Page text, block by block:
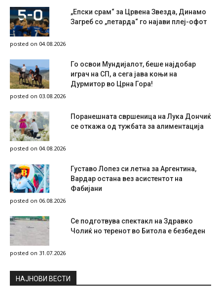
„Епски срам“ за Црвена Звезда, Динамо
Загреб со „петарда“ го најави плеј-офот
posted on 04.08.2026
Го освои Мундијалот, беше најдобар
играч на СП, а сега јава коњи на
Дурмитор во Црна Гора!
posted on 03.08.2026
Поранешната свршеница на Лука Дончиќ
се откажа од тужбата за алиментација
posted on 04.08.2026
Густаво Лопез си летна за Аргентина,
Вардар остана вез асистентот на
Фабијани
posted on 06.08.2026
Се подготвува спектакл на Здравко
Чолиќ но теренот во Битола е безбеден
posted on 31.07.2026
НAЈНОВИ ВЕСТИ